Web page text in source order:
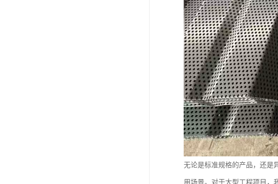
无论是标准规格的产品，还是
用场景。对于大型工程项目，